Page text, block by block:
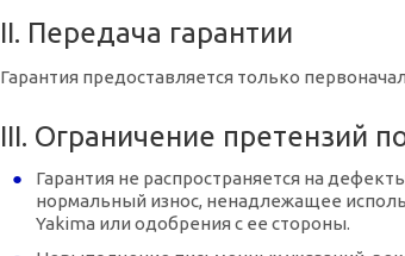
II. Передача гарантии
Гарантия предоставляется только
III. Ограничение претензий
Гарантия не распространяется на
нормальный износ, ненадлежащее
Yakima или одобрения с ее стороны.